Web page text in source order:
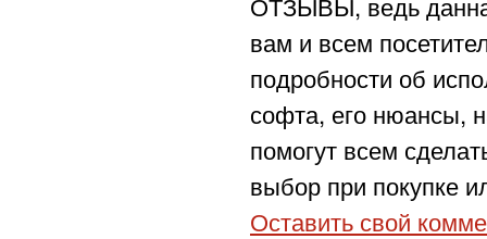
вам и всем
подробности об
софта, его нюансы,
помогут всем
выбор при покупке
Оставить свой